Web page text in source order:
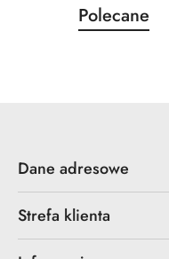
Pomiń karuzelę
Produkty
o
Polecane
Dane adresowe
Strefa klienta